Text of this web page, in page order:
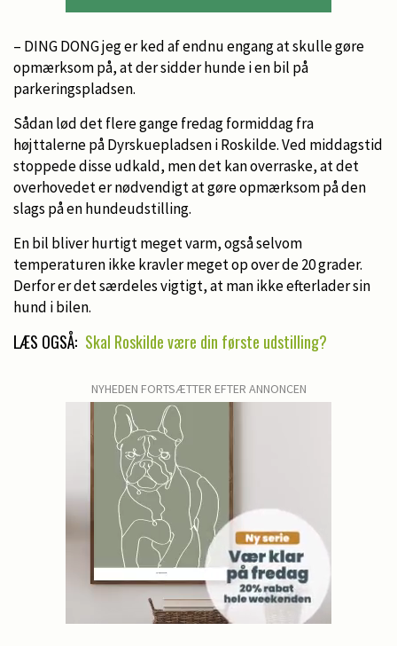
– DING DONG jeg er ked af endnu engang at skulle gøre
opmærksom på, at der sidder hunde i en bil på
parkeringspladsen.
Sådan lød det flere gange fredag formiddag fra
højttalerne på Dyrskuepladsen i Roskilde. Ved middagstid
stoppede disse udkald, men det kan overraske, at det
overhovedet er nødvendigt at gøre opmærksom på den
slags på en hundeudstilling.
En bil bliver hurtigt meget varm, også selvom
temperaturen ikke kravler meget op over de 20 grader.
Derfor er det særdeles vigtigt, at man ikke efterlader sin
hund i bilen.
LÆS OGSÅ: Skal Roskilde være din første udstilling?
NYHEDEN FORTSÆTTER EFTER ANNONCEN